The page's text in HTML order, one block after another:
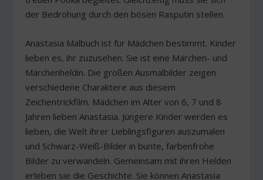
der Bedrohung durch den bösen Rasputin stellen.
Anastasia Malbuch ist für Mädchen bestimmt. Kinder
lieben es, ihr zuzusehen. Sie ist eine Märchen- und
Märchenheldin. Die großen Ausmalbilder zeigen
verschiedene Charaktere aus diesem
Zeichentrickfilm. Mädchen im Alter von 6, 7 und 8
Jahren lieben Anastasia. Jüngere Kinder werden es
lieben, die Welt ihrer Lieblingsfiguren auszumalen
und Schwarz-Weiß-Bilder in bunte, farbenfrohe
Bilder zu verwandeln. Gemeinsam mit ihren Helden
erleben sie die Geschichte. Sie können Anastasia